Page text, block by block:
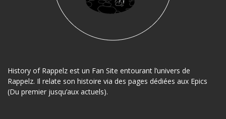
History of Rappelz est un Fan Site entourant l’univers de
Rappelz. Il relate son histoire via des pages dédiées aux Epics
(Du premier jusqu’aux actuels).